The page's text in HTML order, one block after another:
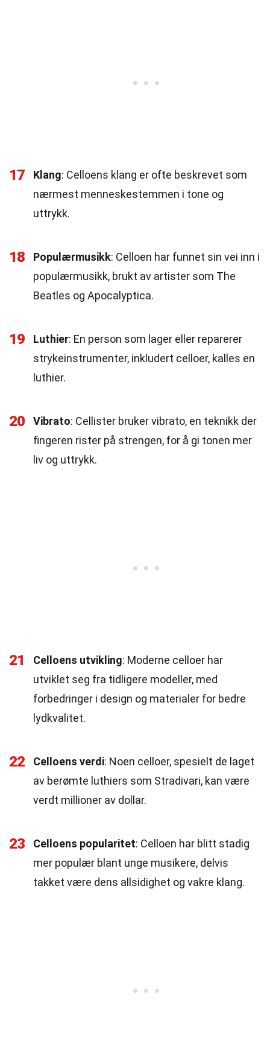
17 Klang: Celloens klang er ofte beskrevet som
nærmest menneskestemmen i tone og
uttrykk.
18 Populærmusikk: Celloen har funnet sin vei inn i
populærmusikk, brukt av artister som The
Beatles og Apocalyptica.
19 Luthier: En person som lager eller reparerer
strykeinstrumenter, inkludert celloer, kalles en
luthier.
20 Vibrato: Cellister bruker vibrato, en teknikk der
fingeren rister på strengen, for å gi tonen mer
liv og uttrykk.
21 Celloens utvikling: Moderne celloer har
utviklet seg fra tidligere modeller, med
forbedringer i design og materialer for bedre
lydkvalitet.
22 Celloens verdi: Noen celloer, spesielt de laget
av berømte luthiers som Stradivari, kan være
verdt millioner av dollar.
23 Celloens popularitet: Celloen har blitt stadig
mer populær blant unge musikere, delvis
takket være dens allsidighet og vakre klang.